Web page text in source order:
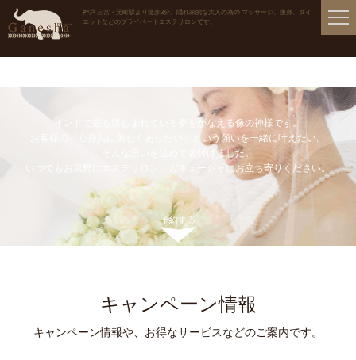
神戸 三宮・元町駅より徒歩3分、隠れ家的な大人の為の マッサージ、痩身、ダイ
エットなどのプライベートエステサロンです。
インドで最も親しまれている夢をかなえる像の神様です。
お客様の「心身共に美しくありたい」という願いを一緒に叶えたい。
そんな思いを込めて名付けました。
いつでもお気軽にエステサロン ガネェーシャにお立ち寄りください。
予約する
キャンペーン情報
キャンペーン情報や、お得なサービスなどのご案内です。